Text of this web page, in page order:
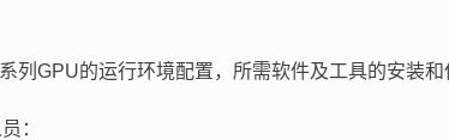
系列GPU的运行环境配置，所需软件及工具的安装
：